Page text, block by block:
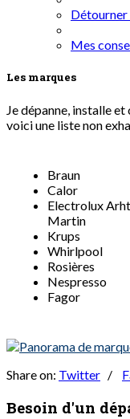
Mes
Les marques
Je dépanne, installe
voici une liste non
Braun
Calor
Electrolux
Martin
Krups
Whirlpool
Rosières
Nespresso
Fagor
Share on: Twitter /
Besoin d'un